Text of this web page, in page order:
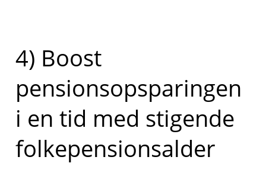
4) Boost
pensionsopsparingen
i en tid med stigende
folkepensionsalder